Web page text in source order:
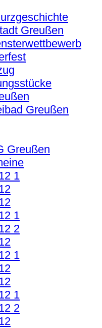
Greußen
Greußen
Greußen
1
1
2
1
1
2